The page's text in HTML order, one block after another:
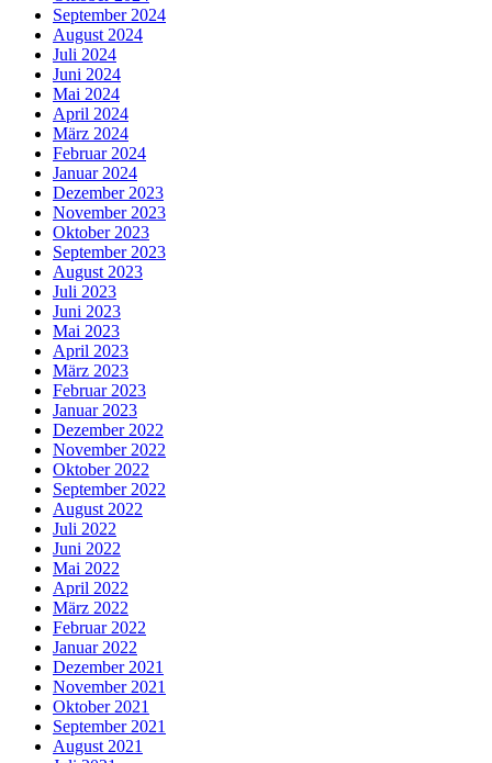
September 2024
August 2024
Juli 2024
Juni 2024
Mai 2024
April 2024
März 2024
Februar 2024
Januar 2024
Dezember 2023
November 2023
Oktober 2023
September 2023
August 2023
Juli 2023
Juni 2023
Mai 2023
April 2023
März 2023
Februar 2023
Januar 2023
Dezember 2022
November 2022
Oktober 2022
September 2022
August 2022
Juli 2022
Juni 2022
Mai 2022
April 2022
März 2022
Februar 2022
Januar 2022
Dezember 2021
November 2021
Oktober 2021
September 2021
August 2021